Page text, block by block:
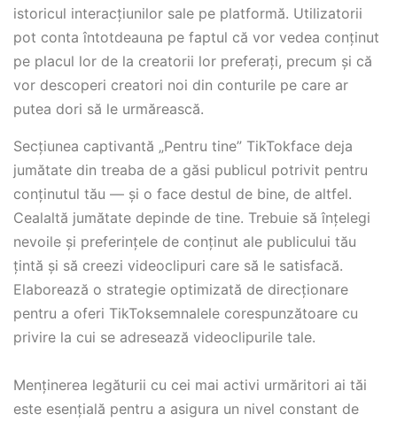
istoricul interacțiunilor sale pe platformă. Utilizatorii
pot conta întotdeauna pe faptul că vor vedea conținut
pe placul lor de la creatorii lor preferați, precum și că
vor descoperi creatori noi din conturile pe care ar
putea dori să le urmărească.
Secțiunea captivantă „Pentru tine” TikTokface deja
jumătate din treaba de a găsi publicul potrivit pentru
conținutul tău — și o face destul de bine, de altfel.
Cealaltă jumătate depinde de tine. Trebuie să înțelegi
nevoile și preferințele de conținut ale publicului tău
țintă și să creezi videoclipuri care să le satisfacă.
Elaborează o strategie optimizată de direcționare
pentru a oferi TikToksemnalele corespunzătoare cu
privire la cui se adresează videoclipurile tale.
Menținerea legăturii cu cei mai activi urmăritori ai tăi
este esențială pentru a asigura un nivel constant de